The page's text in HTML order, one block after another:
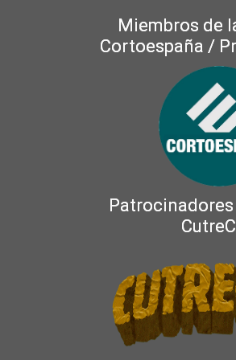
Miembros de
Cortoespaña /
Patrocinadores